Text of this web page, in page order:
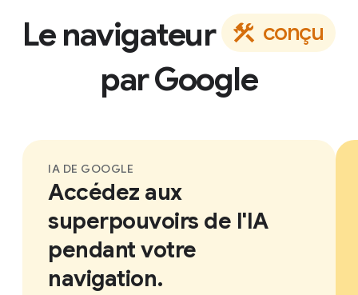
Le navigateur conçu
parGoogle
IA DE GOOGLE
Accédez aux
superpouvoirs de l'IA
pendant votre
navigation.